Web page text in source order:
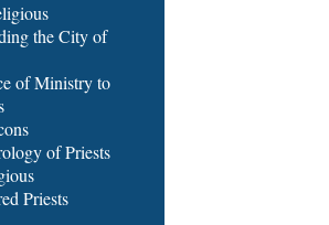
the City of
of Ministry to
of Priests
Priests